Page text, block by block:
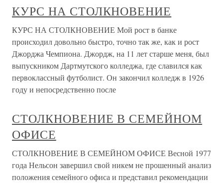
КУРС НА СТОЛКНОВЕНИЕ
КУРС НА СТОЛКНОВЕНИЕ Мой рост в банке
происходил довольно быстро, точно так же, как и рост
Джорджа Чемпиона. Джордж, на 11 лет старше меня, был
выпускником Дартмутского колледжа, где славился как
первоклассный футболист. Он закончил колледж в 1926
году и непосредственно после
СТОЛКНОВЕНИЕ В СЕМЕЙНОМ
ОФИСЕ
СТОЛКНОВЕНИЕ В СЕМЕЙНОМ ОФИСЕ Весной 1977
года Нельсон завершил свой никем не прошенный анализ
положения семейного офиса и представил рекомендации